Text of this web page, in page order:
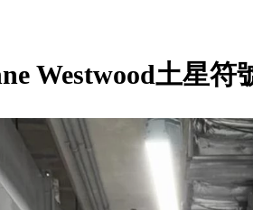
Westwood土星符